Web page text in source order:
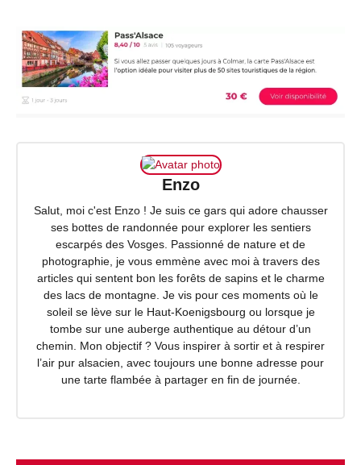
Enzo
Salut, moi c'est Enzo ! Je suis ce gars qui adore chausser
ses bottes de randonnée pour explorer les sentiers
escarpés des Vosges. Passionné de nature et de
photographie, je vous emmène avec moi à travers des
articles qui sentent bon les forêts de sapins et le charme
des lacs de montagne. Je vis pour ces moments où le
soleil se lève sur le Haut-Koenigsbourg ou lorsque je
tombe sur une auberge authentique au détour d’un
chemin. Mon objectif ? Vous inspirer à sortir et à respirer
l’air pur alsacien, avec toujours une bonne adresse pour
une tarte flambée à partager en fin de journée.